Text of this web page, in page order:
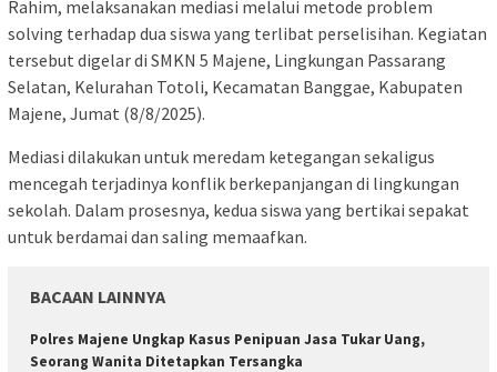
Rahim, melaksanakan mediasi melalui metode problem
solving terhadap dua siswa yang terlibat perselisihan. Kegiatan
tersebut digelar di SMKN 5 Majene, Lingkungan Passarang
Selatan, Kelurahan Totoli, Kecamatan Banggae, Kabupaten
Majene, Jumat (8/8/2025).
Mediasi dilakukan untuk meredam ketegangan sekaligus
mencegah terjadinya konflik berkepanjangan di lingkungan
sekolah. Dalam prosesnya, kedua siswa yang bertikai sepakat
untuk berdamai dan saling memaafkan.
BACAAN LAINNYA
Polres Majene Ungkap Kasus Penipuan Jasa Tukar Uang,
Seorang Wanita Ditetapkan Tersangka